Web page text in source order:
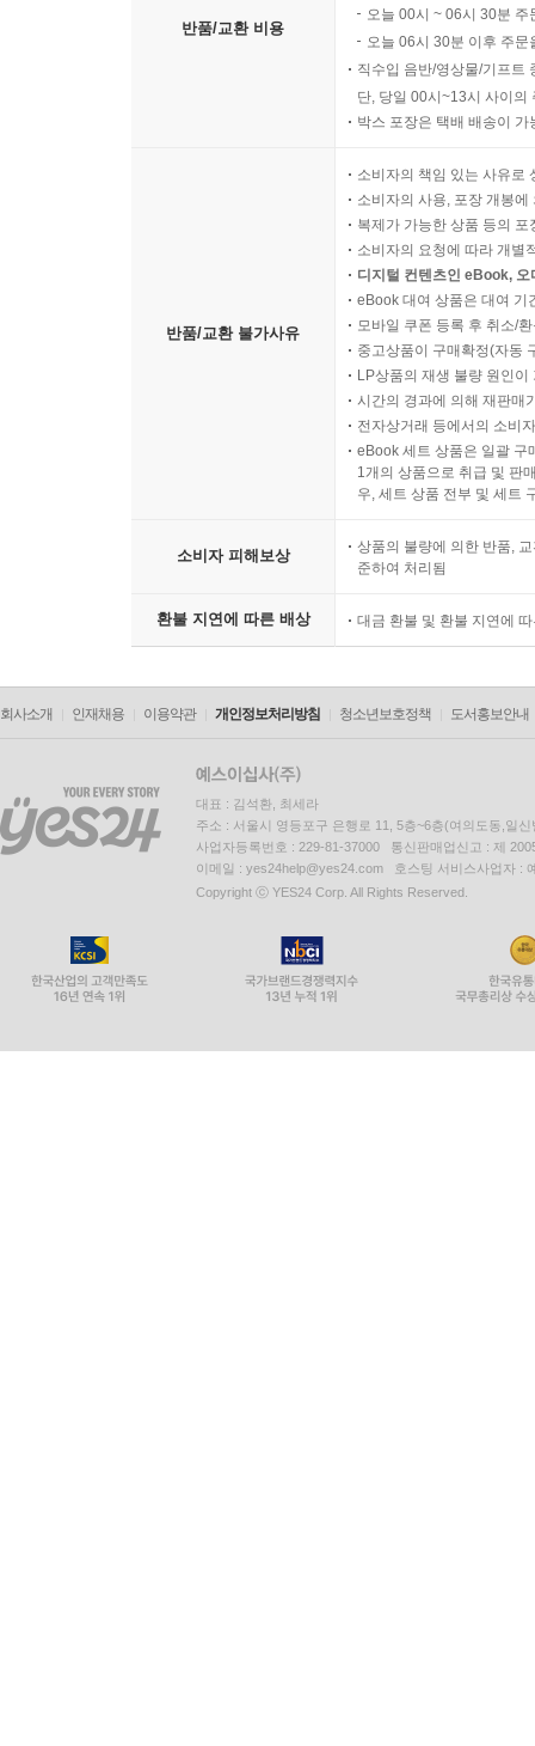
반품/교환 비용
오늘 00시 ~ 06시 30분
오늘 06시 30분 이후 주
직수입 음반/영상물/기프트
단, 당일 00시~13시 사이의
박스 포장은 택배 배송이
반품/교환 불가사유
소비자의 책임 있는 사유로
소비자의 사용, 포장 개봉
복제가 가능한 상품 등의
소비자의 요청에 따라 개별
디지털 컨텐츠인 eBook,
eBook 대여 상품은 대여 기
모바일 쿠폰 등록 후 취소/
중고상품이 구매확정(자동
LP상품의 재생 불량 원인
시간의 경과에 의해 재판매
전자상거래 등에서의 소비
eBook 세트 상품은 일괄 구
1개의 상품으로 취급 및 판
우, 세트 상품 전부 및 세트
소비자 피해보상
상품의 불량에 의한 반품,
준하여 처리됨
환불 지연에 따른 배상 대금 환불 및 환불 지연에
회사소개 인재채용 이용약관 개인정보처리방침 청소년보호정책 도서홍보안내
대표 : 김석환, 최세라
주소 : 서울시 영등포구 은행로 11, 5층~6층(여의도동,일신
사업자등록번호 : 229-81-37000 통신판매업신고 : 제
이메일 : yes24help@yes24.com 호스팅 서비스사업자 :
Copyright ⓒ YES24 Corp. All Rights Reserved.